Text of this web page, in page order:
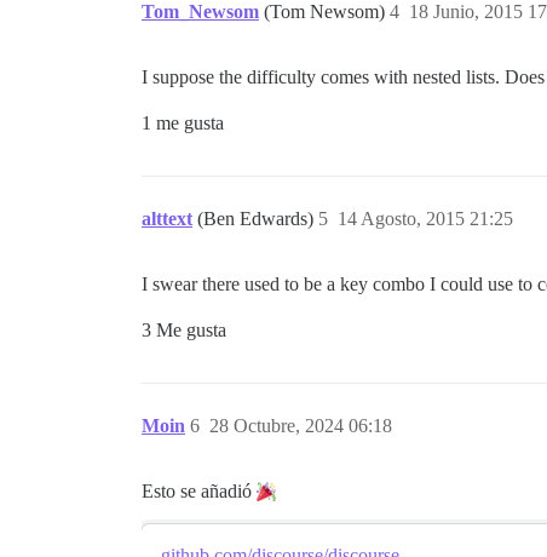
Tom_Newsom (Tom Newsom) 18 Junio, 2015
4
I suppose the difficulty comes with nested lists.
1 me gusta
alttext (Ben Edwards) 14 Agosto, 2015 21:25
5
I swear there used to be a key combo I could use
3 Me gusta
Moin 28 Octubre, 2024 06:18
6
Esto se añadió